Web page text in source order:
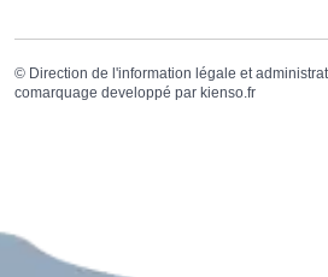
© Direction de l'information légale et
comarquage developpé par kienso.fr